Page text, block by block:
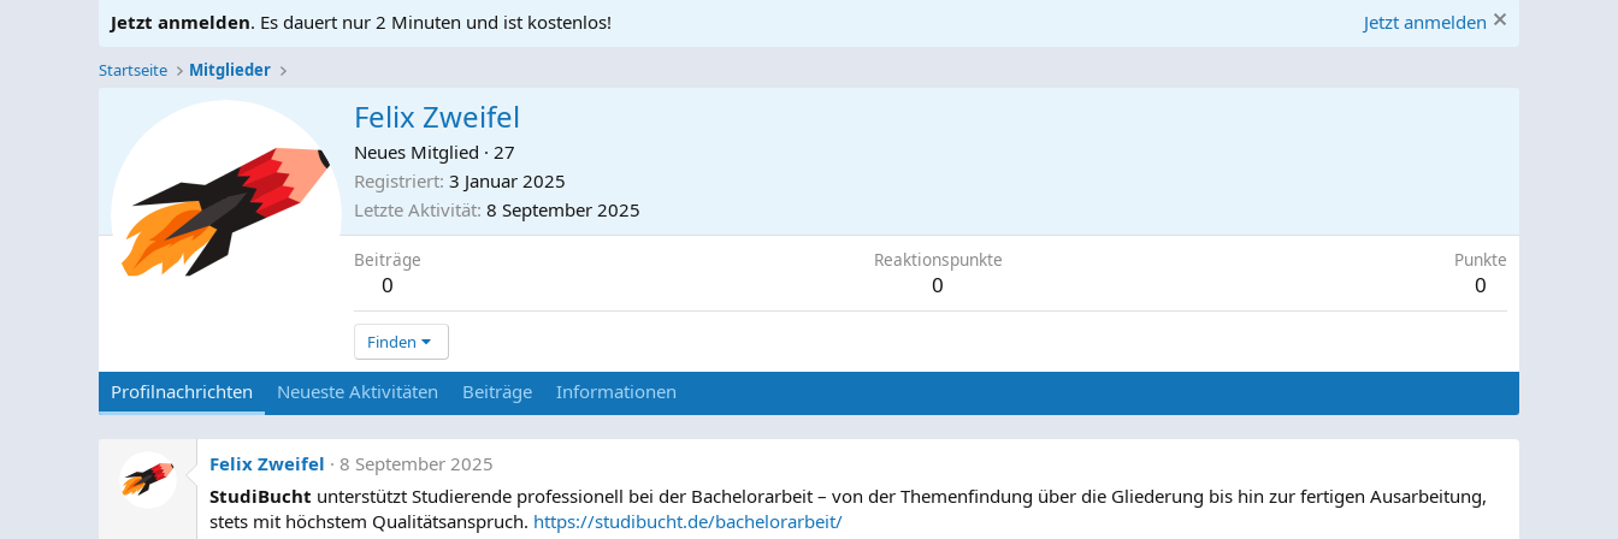
Jetzt anmelden. Es dauert nur 2 Minuten und ist kostenlos! Jetzt anmelden
Startseite Mitglieder
Felix Zweifel
Neues Mitglied · 27
Registriert 3 Januar 2025
Letzte Aktivität 8 September 2025
Beiträge
0
Reaktionspunkte
0
Punkte
0
Finden
Profilnachrichten Neueste Aktivitäten Beiträge Informationen
Felix Zweifel
8 September 2025
StudiBucht unterstützt Studierende professionell bei der Bachelorarbeit – von der Themenfindung über die Gliederung bis hin zur fertigen Ausarbeitung,
stets mit höchstem Qualitätsanspruch. https://studibucht.de/bachelorarbeit/